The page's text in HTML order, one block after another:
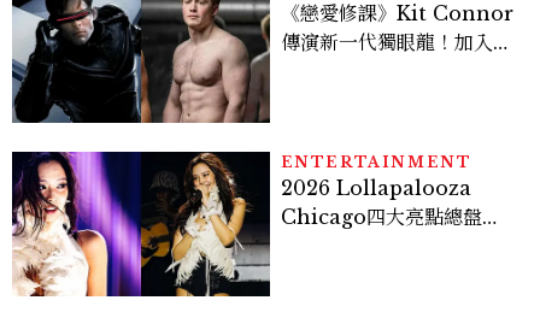
《戀愛修課》Kit Connor
傳演新一代獨眼龍！加入新
ENTERTAINMENT
2026 Lollapalooza
Chicago四大亮點總盤